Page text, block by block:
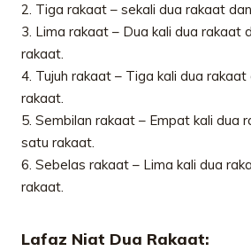
2. Tiga rakaat – sekali dua rakaat
3. Lima rakaat – Dua kali dua rakaat
rakaat.
4. Tujuh rakaat – Tiga kali dua
rakaat.
5. Sembilan rakaat – Empat kali dua
satu rakaat.
6. Sebelas rakaat – Lima kali dua
rakaat.
Lafaz Niat Dua Rakaat: